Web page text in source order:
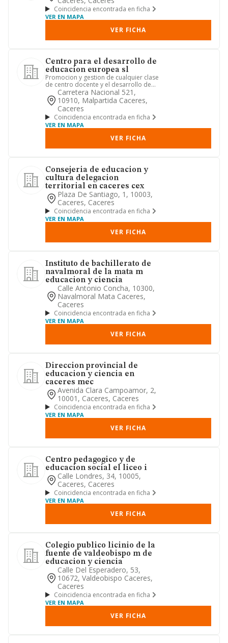
Coincidencia encontrada en ficha
VER EN MAPA
VER FICHA
Centro para el desarrollo de
educacion europea sl
Promocion y gestion de cualquier clase
de centro docente y el desarrollo de
actividades de transpor...
Carretera Nacional 521,
10910, Malpartida Caceres,
Caceres
Coincidencia encontrada en ficha
VER EN MAPA
VER FICHA
Consejeria de educacion y
cultura delegacion
territorial en caceres cex
Plaza De Santiago, 1, 10003,
Caceres, Caceres
Coincidencia encontrada en ficha
VER EN MAPA
VER FICHA
Instituto de bachillerato de
navalmoral de la mata m
educacion y ciencia
Calle Antonio Concha, 10300,
Navalmoral Mata Caceres,
Caceres
Coincidencia encontrada en ficha
VER EN MAPA
VER FICHA
Direccion provincial de
educacion y ciencia en
caceres mec
Avenida Clara Campoamor, 2,
10001, Caceres, Caceres
Coincidencia encontrada en ficha
VER EN MAPA
VER FICHA
Centro pedagogico y de
educacion social el liceo i
Calle Londres, 34, 10005,
Caceres, Caceres
Coincidencia encontrada en ficha
VER EN MAPA
VER FICHA
Colegio publico licinio de la
fuente de valdeobispo m de
educacion y ciencia
Calle Del Esperadero, 53,
10672, Valdeobispo Caceres,
Caceres
Coincidencia encontrada en ficha
VER EN MAPA
VER FICHA